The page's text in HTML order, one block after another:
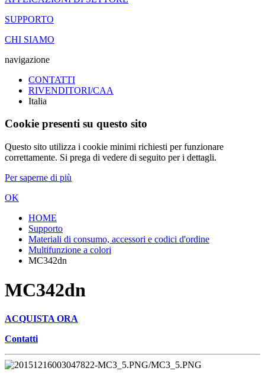
SUPPORTO
CHI SIAMO
navigazione
CONTATTI
RIVENDITORI/CAA
Italia
Cookie presenti su questo sito
Questo sito utilizza i cookie minimi richiesti per funzionare
correttamente. Si prega di vedere di seguito per i dettagli.
Per saperne di più
OK
HOME
Supporto
Materiali di consumo, accessori e codici d'ordine
Multifunzione a colori
MC342dn
MC342dn
ACQUISTA ORA
Contatti